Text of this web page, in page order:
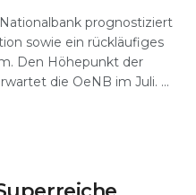
prognostiziert
sowie ein rückläufiges
Den Höhepunkt der
die OeNB im Juli. ...